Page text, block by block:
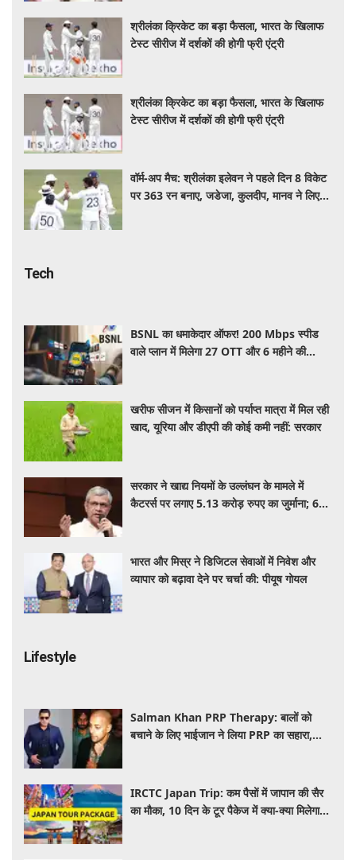
श्रीलंका क्रिकेट का बड़ा फैसला, भारत के खिलाफ
टेस्ट सीरीज में दर्शकों की होगी फ्री एंट्री
श्रीलंका क्रिकेट का बड़ा फैसला, भारत के खिलाफ
टेस्ट सीरीज में दर्शकों की होगी फ्री एंट्री
वॉर्म-अप मैच: श्रीलंका इलेवन ने पहले दिन 8 विकेट
पर 363 रन बनाए, जडेजा, कुलदीप, मानव ने लिए
Tech
BSNL का धमाकेदार ऑफर! 200 Mbps स्पीड
वाले प्लान में मिलेगा 27 OTT और 6 महीने की
खरीफ सीजन में किसानों को पर्याप्त मात्रा में मिल रही
खाद, यूरिया और डीएपी की कोई कमी नहीं: सरकार
सरकार ने खाद्य नियमों के उल्लंघन के मामले में
कैटरर्स पर लगाए 5.13 करोड़ रुपए का जुर्माना; 6
भारत और मिस्र ने डिजिटल सेवाओं में निवेश और
व्यापार को बढ़ावा देने पर चर्चा की: पीयूष गोयल
Lifestyle
Salman Khan PRP Therapy: बालों को
बचाने के लिए भाईजान ने लिया PRP का सहारा,
IRCTC Japan Trip: कम पैसों में जापान की सैर
का मौका, 10 दिन के टूर पैकेज में क्या-क्या मिलेगा?